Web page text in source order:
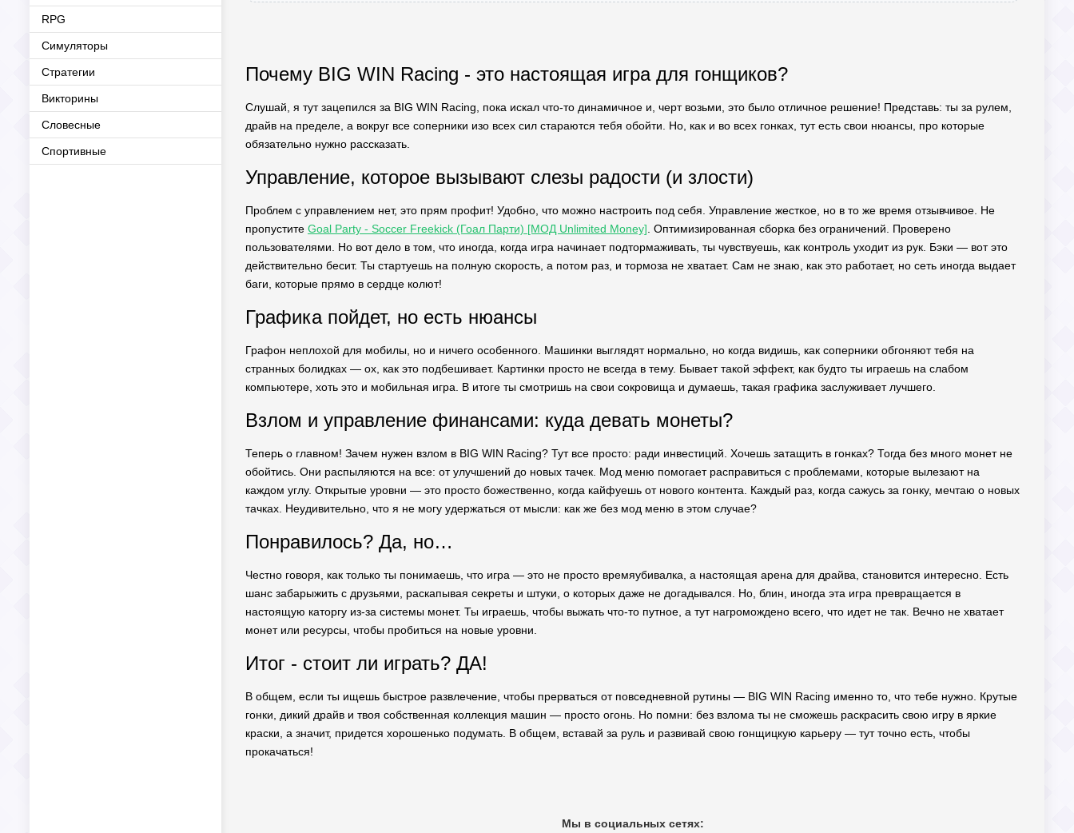
RPG
Симуляторы
Стратегии
Викторины
Словесные
Спортивные
Почему BIG WIN Racing - это настоящая игра для гонщиков?
Слушай, я тут зацепился за BIG WIN Racing, пока искал что-то динамичное и, черт возьми, это было отличное решение! Представь: ты за рулем,
драйв на пределе, а вокруг все соперники изо всех сил стараются тебя обойти. Но, как и во всех гонках, тут есть свои нюансы, про которые
обязательно нужно рассказать.
Управление, которое вызывают слезы радости (и злости)
Проблем с управлением нет, это прям профит! Удобно, что можно настроить под себя. Управление жесткое, но в то же время отзывчивое. Не
пропустите Goal Party - Soccer Freekick (Гоал Парти) [МОД Unlimited Money] . Оптимизированная сборка без ограничений. Проверено
пользователями. Но вот дело в том, что иногда, когда игра начинает подтормаживать, ты чувствуешь, как контроль уходит из рук. Бэки — вот это
действительно бесит. Ты стартуешь на полную скорость, а потом раз, и тормоза не хватает. Сам не знаю, как это работает, но сеть иногда выдает
баги, которые прямо в сердце колют!
Графика пойдет, но есть нюансы
Графон неплохой для мобилы, но и ничего особенного. Машинки выглядят нормально, но когда видишь, как соперники обгоняют тебя на
странных болидках — ох, как это подбешивает. Картинки просто не всегда в тему. Бывает такой эффект, как будто ты играешь на слабом
компьютере, хоть это и мобильная игра. В итоге ты смотришь на свои сокровища и думаешь, такая графика заслуживает лучшего.
Взлом и управление финансами: куда девать монеты?
Теперь о главном! Зачем нужен взлом в BIG WIN Racing? Тут все просто: ради инвестиций. Хочешь затащить в гонках? Тогда без много монет не
обойтись. Они распыляются на все: от улучшений до новых тачек. Мод меню помогает расправиться с проблемами, которые вылезают на
каждом углу. Открытые уровни — это просто божественно, когда кайфуешь от нового контента. Каждый раз, когда сажусь за гонку, мечтаю о новых
тачках. Неудивительно, что я не могу удержаться от мысли: как же без мод меню в этом случае?
Понравилось? Да, но…
Честно говоря, как только ты понимаешь, что игра — это не просто времяубивалка, а настоящая арена для драйва, становится интересно. Есть
шанс забарыжить с друзьями, раскапывая секреты и штуки, о которых даже не догадывался. Но, блин, иногда эта игра превращается в
настоящую каторгу из-за системы монет. Ты играешь, чтобы выжать что-то путное, а тут нагромождено всего, что идет не так. Вечно не хватает
монет или ресурсы, чтобы пробиться на новые уровни.
Итог - стоит ли играть? ДА!
В общем, если ты ищешь быстрое развлечение, чтобы прерваться от повседневной рутины — BIG WIN Racing именно то, что тебе нужно. Крутые
гонки, дикий драйв и твоя собственная коллекция машин — просто огонь. Но помни: без взлома ты не сможешь раскрасить свою игру в яркие
краски, а значит, придется хорошенько подумать. В общем, вставай за руль и развивай свою гонщицкую карьеру — тут точно есть, чтобы
прокачаться!
Мы в социальных сетях: